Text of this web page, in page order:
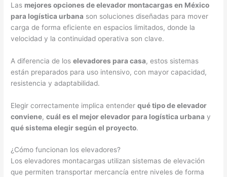
Las mejores opciones de elevador montacargas en México
para logística urbana son soluciones diseñadas para mover
carga de forma eficiente en espacios limitados, donde la
velocidad y la continuidad operativa son clave.
A diferencia de loselevadores para casa, estos sistemas
están preparados para uso intensivo, con mayor capacidad,
resistencia y adaptabilidad.
Elegir correctamente implica entenderqué tipo de elevador
conviene,cuál es el mejor elevador para logística urbana y
qué sistema elegir según el proyecto.
¿Cómo funcionan los elevadores?
Los elevadores montacargas utilizan sistemas de elevación
que permiten transportar mercancía entre niveles de forma